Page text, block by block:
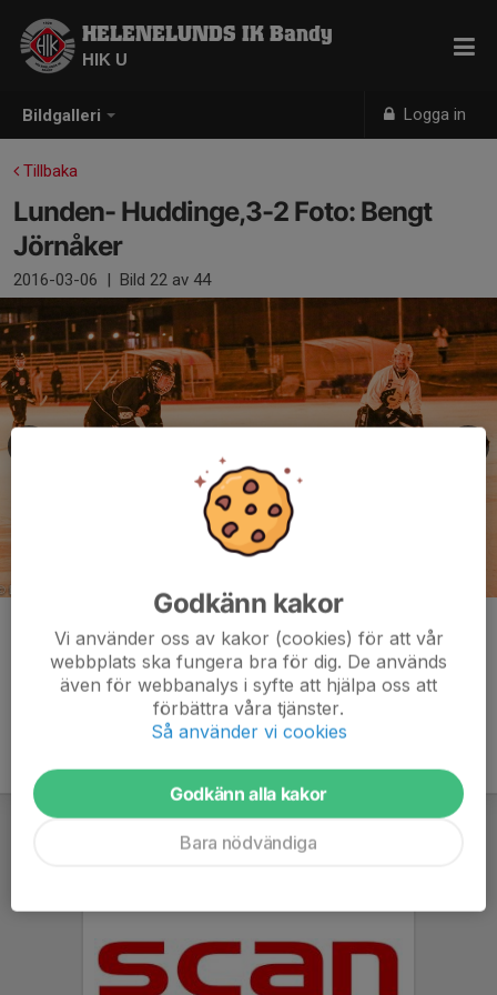
Bildgalleri Logga in
HELENELUNDS IK Bandy
HIK U
Tillbaka
Lunden- Huddinge,3-2 Foto: Bengt
Jörnåker
2016-03-06 | Bild 22 av 44
Kommentarer
Godkänn kakor
Vi använder oss av kakor (cookies) för att vår
webbplats ska fungera bra för dig. De används
även för webbanalys i syfte att hjälpa oss att
förbättra våra tjänster.
Så använder vi cookies
Godkänn alla kakor
Bara nödvändiga